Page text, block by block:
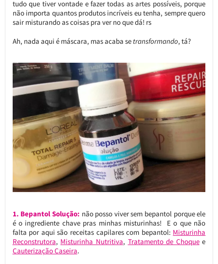
tudo que tiver vontade e fazer todas as artes possíveis, porque
não importa quantos produtos incríveis eu tenha, sempre quero
sair misturando as coisas pra ver no que dá! rs
Ah, nada aqui é máscara, mas acaba se transformando, tá?
1. Bepantol Solução: não posso viver sem bepantol porque ele
é o ingrediente chave pras minhas misturinhas! E o que não
falta por aqui são receitas capilares com bepantol: Misturinha
Reconstrutora, Misturinha Nutritiva, Tratamento de Choquee
Cauterização Caseira.